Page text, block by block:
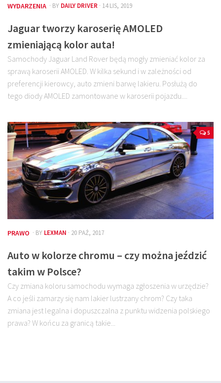
WYDARZENIA · BY DAILY DRIVER · 14 LIS, 2019
Jaguar tworzy karoserię AMOLED
zmieniającą kolor auta!
Samochody Jaguar Land Rover będą mogły zmieniać kolor za
sprawą karoserii AMOLED. W kilka sekund i w zależności od
preferencji kierowcy, auto zmieni barwę lakieru. Posłużą do
tego diody AMOLED zamontowane w karoserii pojazdu....
5
PRAWO · BY LEXMAN · 20 PAŹ, 2017
Auto w kolorze chromu – czy można jeździć
takim w Polsce?
Czy zmiana koloru samochodu wymaga zgłoszenia w urzędzie?
A co jeśli zamarzy się nam lakier lustrzany chrom? Czy taka
zmiana jest legalna i dopuszczalna z punktu widzenia polskiego
prawa? W końcu za granicą takie...